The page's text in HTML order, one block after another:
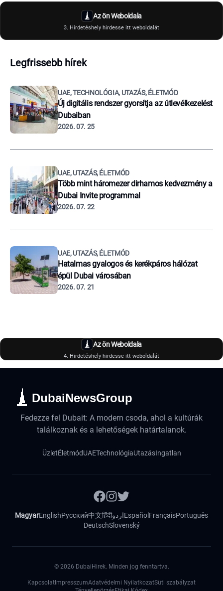
Az ön Weboldala
3. Hirdetéshely hirdesse itt weboldalát
Legfrissebb hírek
UAE, TECHNOLÓGIA, UTAZÁS, ÉLETMÓD
Új digitális rendszer gyorsítja az útlevélkezelést
Dubaiban
2026. 07. 25
UAE, UTAZÁS, ÉLETMÓD
Több mint háromezer dirhamos kedvezmény a
Dubai Invite programmal
2026. 07. 22
UAE, UTAZÁS, ÉLETMÓD
Hatalmas gyalogos és kerékpáros hálózat
épül Dubai városában
2026. 07. 21
Az ön Weboldala
4. Hirdetéshely hirdesse itt weboldalát
DubaiNewsGroup
Fedezze fel Dubait: A modern csoda, ahol a kultúrák
találkoznak és a lehetőségek határtalanok.
ÜzletÉletmódUAETechnológiaUtazásIngatlan
MagyarEnglishРусский中文हिंदीاردوEspañol FrançaisPortuguês
DeutschSlovenský
© 2026 DubaiHirek. Minden jog fenntartva.
Kapcsolat ImpresszumAdatvédelmi NyilatkozatSüti szabályzat